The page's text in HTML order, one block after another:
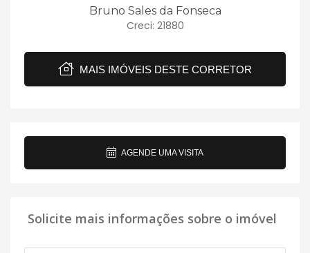
Bruno Sales da Fonseca
Creci: 21880
MAIS IMÓVEIS DESTE CORRETOR
AGENDE UMA VISITA
Solicite mais informações sobre o imóvel